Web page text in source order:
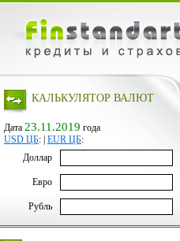
КАЛЬКУЛЯТОР ВАЛЮТ
Дата 23.11.2019 года
USD ЦБ: EUR ЦБ:
Доллар
Евро
Рубль